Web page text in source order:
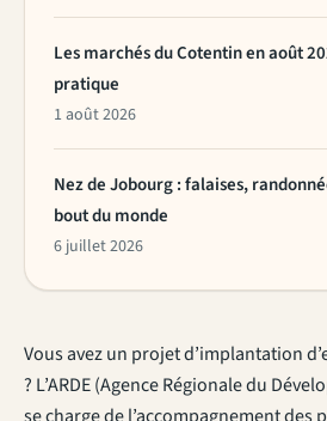
Vous avez un projet d’implantation
? L’ARDE (Agence Régionale du
Les marchés du Cotentin en août
pratique
1 août 2026
Nez de Jobourg : falaises,
bout du monde
6 juillet 2026